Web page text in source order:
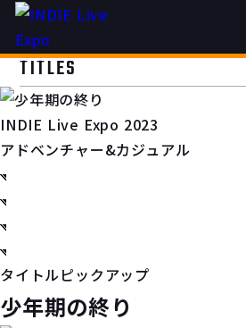
TITLES
INDIE Live Expo 2023
アドベンチャー&カジュアル
タイトルピックアップ
少年期の終り